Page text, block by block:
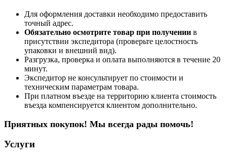
Для оформления доставки необходимо предоставить
точный адрес.
Обязательно осмотрите товар при получении в
присутствии экспедитора (проверьте целостность
упаковки и внешний вид).
Разгрузка, проверка и оплата выполняются в течение 20
минут.
Экспедитор не консультирует по стоимости и
техническим параметрам товара.
При платном въезде на территорию клиента стоимость
въезда компенсируется клиентом дополнительно.
Приятных покупок! Мы всегда рады помочь!
Услуги